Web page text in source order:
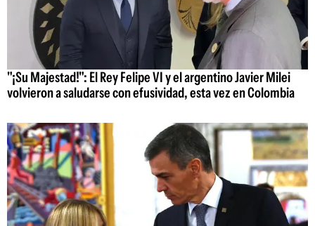
"¡Su Majestad!": El Rey Felipe VI y el argentino Javier Milei
volvieron a saludarse con efusividad, esta vez en Colombia